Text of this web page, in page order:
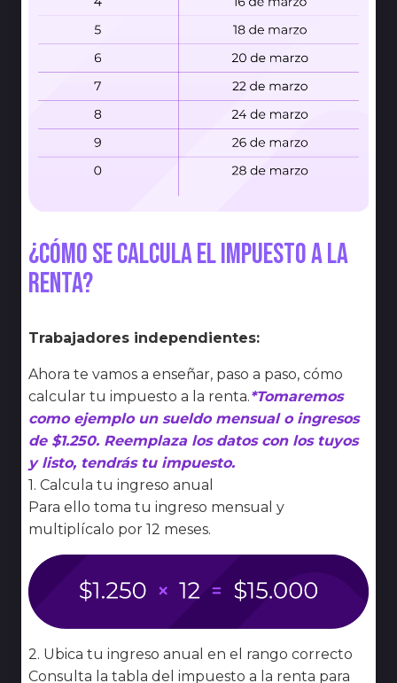
¿Cómo se calcula el impuesto a la
renta?
Trabajadores independientes:
Ahora te vamos a enseñar, paso a paso, cómo
calcular tu impuesto a la renta.*Tomaremos
como ejemplo un sueldo mensual o ingresos
de $1.250. Reemplaza los datos con los tuyos
y listo, tendrás tu impuesto.
1. Calcula tu ingreso anual
Para ello toma tu ingreso mensual y
multiplícalo por 12 meses.
2. Ubica tu ingreso anual en el rango correcto
Consulta la tabla del impuesto a la renta para